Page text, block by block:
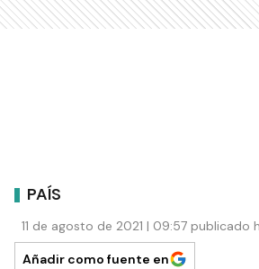
PAÍS
11 de agosto de 2021 | 09:57 publicado
Añadir como fuente en